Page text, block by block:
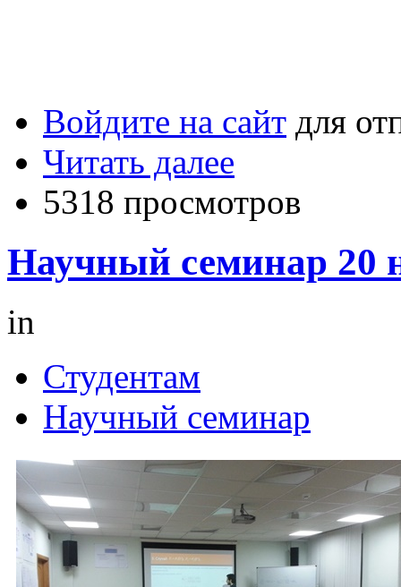
Войдите на сайт для
Читать далее
5318 просмотров
Научный семинар 20
in
Студентам
Научный семинар